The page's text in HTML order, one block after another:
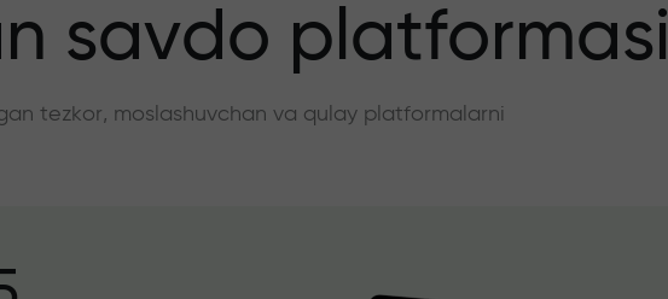
savdo platformasi
tezkor, moslashuvchan va qulay platformalarni